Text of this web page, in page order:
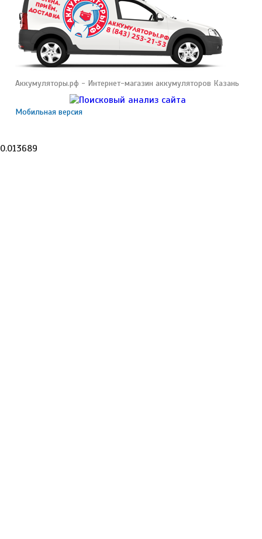
Аккумуляторы.рф - Интернет-магазин аккумуляторов Казань
Мобильная версия
0.013689